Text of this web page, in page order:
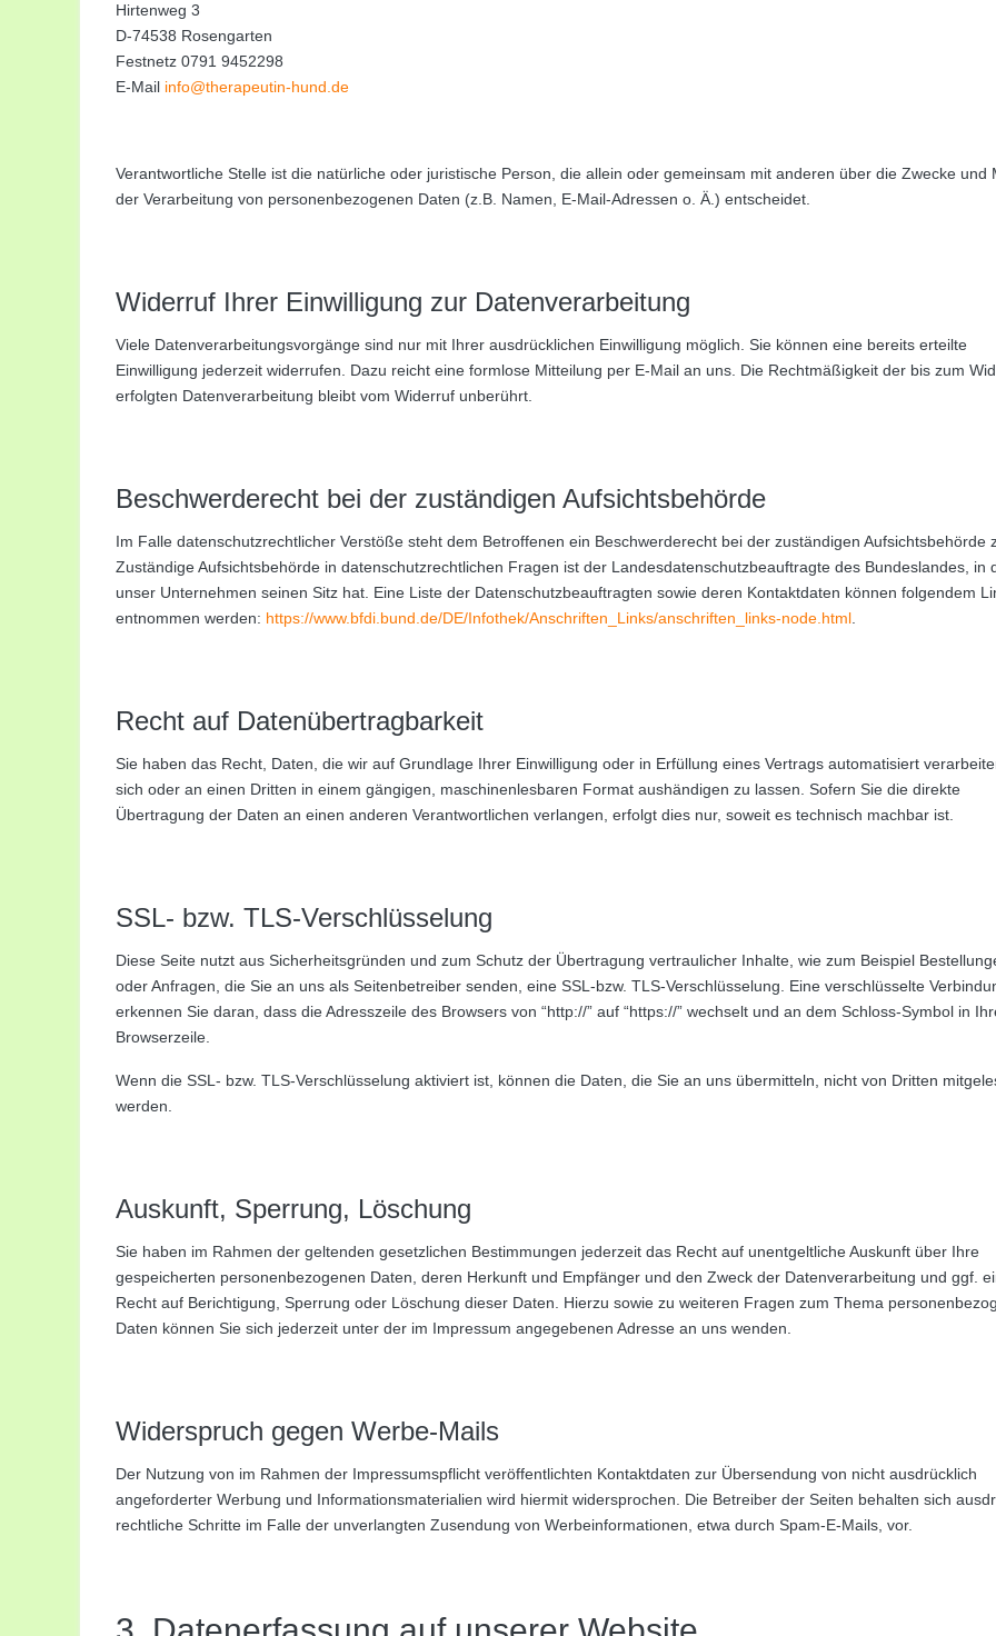
Hirtenweg 3
D-74538 Rosengarten
Festnetz 0791 9452298
E-Mail info@therapeutin-hund.de
Verantwortliche Stelle ist die natürliche oder juristische Person, die allein oder gemeinsam mit anderen über die Zwecke und
der Verarbeitung von personenbezogenen Daten (z.B. Namen, E-Mail-Adressen o. Ä.) entscheidet.
Widerruf Ihrer Einwilligung zur Datenverarbeitung
Viele Datenverarbeitungsvorgänge sind nur mit Ihrer ausdrücklichen Einwilligung möglich. Sie können eine bereits erteilte
Einwilligung jederzeit widerrufen. Dazu reicht eine formlose Mitteilung per E-Mail an uns. Die Rechtmäßigkeit der bis zum
erfolgten Datenverarbeitung bleibt vom Widerruf unberührt.
Beschwerderecht bei der zuständigen Aufsichtsbehörde
Im Falle datenschutzrechtlicher Verstöße steht dem Betroffenen ein Beschwerderecht bei der zuständigen Aufsichtsbehörde
Zuständige Aufsichtsbehörde in datenschutzrechtlichen Fragen ist der Landesdatenschutzbeauftragte des Bundeslandes, in
unser Unternehmen seinen Sitz hat. Eine Liste der Datenschutzbeauftragten sowie deren Kontaktdaten können folgendem
entnommen werden: https://www.bfdi.bund.de/DE/Infothek/Anschriften_Links/anschriften_links-node.html.
Recht auf Datenübertragbarkeit
Sie haben das Recht, Daten, die wir auf Grundlage Ihrer Einwilligung oder in Erfüllung eines Vertrags automatisiert
sich oder an einen Dritten in einem gängigen, maschinenlesbaren Format aushändigen zu lassen. Sofern Sie die direkte
Übertragung der Daten an einen anderen Verantwortlichen verlangen, erfolgt dies nur, soweit es technisch machbar ist.
SSL- bzw. TLS-Verschlüsselung
Diese Seite nutzt aus Sicherheitsgründen und zum Schutz der Übertragung vertraulicher Inhalte, wie zum Beispiel
oder Anfragen, die Sie an uns als Seitenbetreiber senden, eine SSL-bzw. TLS-Verschlüsselung. Eine verschlüsselte
erkennen Sie daran, dass die Adresszeile des Browsers von “http://” auf “https://” wechselt und an dem Schloss-Symbol in
Browserzeile.
Wenn die SSL- bzw. TLS-Verschlüsselung aktiviert ist, können die Daten, die Sie an uns übermitteln, nicht von Dritten
werden.
Auskunft, Sperrung, Löschung
Sie haben im Rahmen der geltenden gesetzlichen Bestimmungen jederzeit das Recht auf unentgeltliche Auskunft über Ihre
gespeicherten personenbezogenen Daten, deren Herkunft und Empfänger und den Zweck der Datenverarbeitung und ggf.
Recht auf Berichtigung, Sperrung oder Löschung dieser Daten. Hierzu sowie zu weiteren Fragen zum Thema
Daten können Sie sich jederzeit unter der im Impressum angegebenen Adresse an uns wenden.
Widerspruch gegen Werbe-Mails
Der Nutzung von im Rahmen der Impressumspflicht veröffentlichten Kontaktdaten zur Übersendung von nicht ausdrücklich
angeforderter Werbung und Informationsmaterialien wird hiermit widersprochen. Die Betreiber der Seiten behalten sich
rechtliche Schritte im Falle der unverlangten Zusendung von Werbeinformationen, etwa durch Spam-E-Mails, vor.